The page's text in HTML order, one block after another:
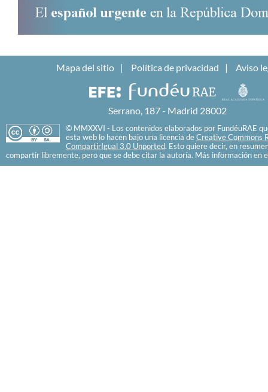
Mapa del sitio Política de privacidad Aviso
Serrano, 187 - Madrid 28002
© MMXXVI - Los contenidos elaborados por FundéuRAE
esta web lo hacen bajo una licencia de Creative Commons
CompartirIgual 3.0 Unported. Esto quiere decir, en
compartir libremente, pero que se debe citar la autoría. Más información en